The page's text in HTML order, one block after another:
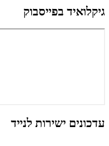
גיקלואיד בפייסבוק
עדכונים ישירות לנייד